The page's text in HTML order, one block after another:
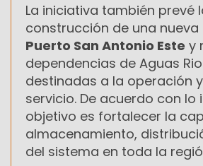
La iniciativa también prevé
construcción de una nueva
Puerto San Antonio Este y
dependencias de Aguas
destinadas a la operación
servicio. De acuerdo con lo
objetivo es fortalecer la
almacenamiento,
del sistema en toda la